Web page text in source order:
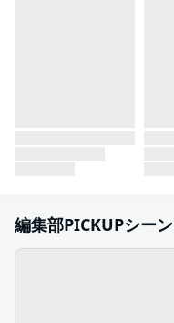
編集部PICKUPシーン